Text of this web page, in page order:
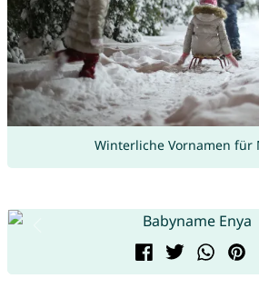
Winterliche Vornamen für